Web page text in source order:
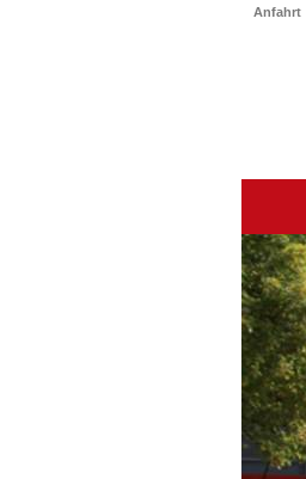
Anfahrt